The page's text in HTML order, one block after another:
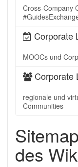
Cross-Company
Corporate
MOOCs und
Corporate
regionale und
Communities
des